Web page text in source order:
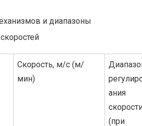
и диапазоны
Скорость, м/с (м/
мин)
ания
(при